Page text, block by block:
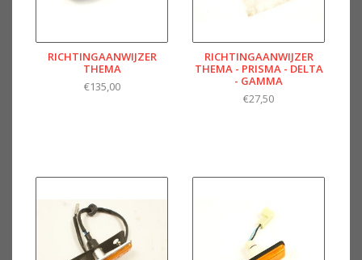
RICHTINGAANWIJZER
THEMA
€135,00
RICHTINGAANWIJZER
THEMA - PRISMA - DELTA
- GAMMA
€27,50